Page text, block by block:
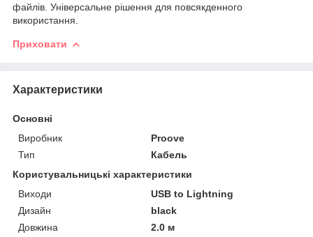
файлів. Універсальне рішення для повсякденного
використання.
Приховати
Характеристики
Основні
Виробник
Proove
Тип
Кабель
Користувальницькі характеристики
Виходи
USB to Lightning
Дизайн
black
Довжина
2.0 м